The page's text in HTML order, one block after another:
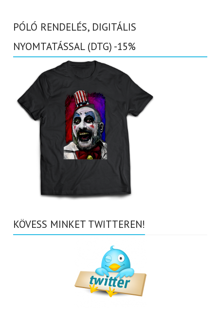
PÓLÓ RENDELÉS, DIGITÁLIS
NYOMTATÁSSAL (DTG) -15%
KÖVESS MINKET TWITTEREN!